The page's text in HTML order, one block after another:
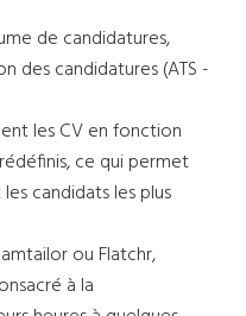
de candidatures,
des candidatures (ATS -
les CV en fonction
ce qui permet
candidats les plus
ou Flatchr,
à la